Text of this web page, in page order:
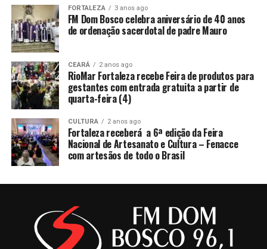
FORTALEZA 3 anos ago
FM Dom Bosco celebra aniversário de 40 anos
de ordenação sacerdotal de padre Mauro
CEARÁ 2 anos ago
RioMar Fortaleza recebe Feira de produtos para
gestantes com entrada gratuita a partir de
quarta-feira (4)
CULTURA 2 anos ago
Fortaleza receberá a 6ª edição da Feira
Nacional de Artesanato e Cultura – Fenacce
com artesãos de todo o Brasil